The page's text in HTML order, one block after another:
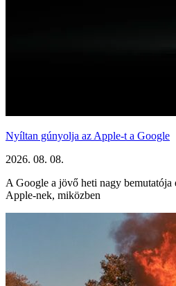
Nyíltan gúnyolja az Apple-t a Google
2026. 08. 08.
A Google a jövő heti nagy bemutatója
Apple-nek, miközben